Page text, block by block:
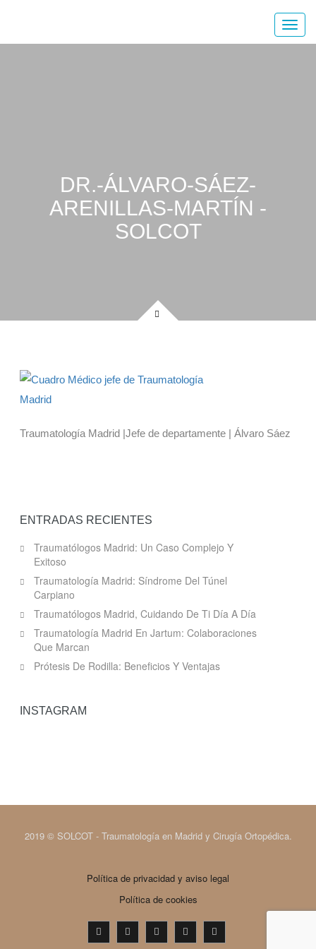
DR.-ÁLVARO-SÁEZ-
ARENILLAS-MARTÍN -
SOLCOT
Traumatología Madrid |Jefe de departamente | Álvaro Sáez
ENTRADAS RECIENTES
Traumatólogos Madrid: Un Caso Complejo Y
Exitoso
Traumatología Madrid: Síndrome Del Túnel
Carpiano
Traumatólogos Madrid, Cuidando De Ti Día A Día
Traumatología Madrid En Jartum: Colaboraciones
Que Marcan
Prótesis De Rodilla: Beneficios Y Ventajas
INSTAGRAM
2019 © SOLCOT - Traumatología en Madrid y Cirugía Ortopédica.
Política de privacidad y aviso legal
Política de cookies